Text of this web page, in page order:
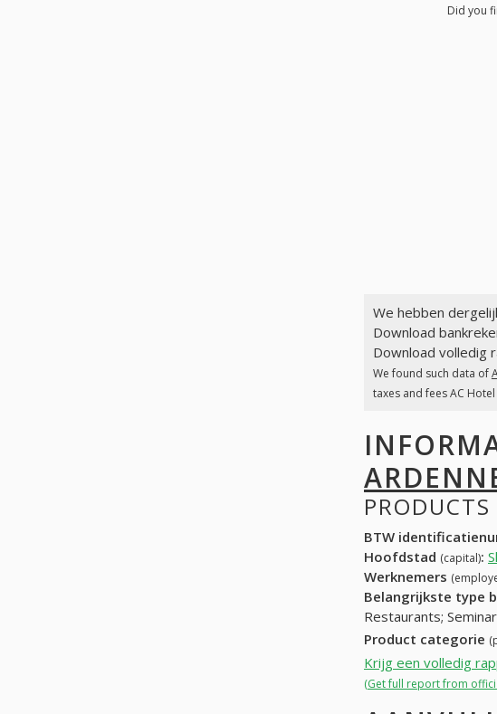
Did you
We hebben
Download
Download volledig
We found such data of
taxes and fees AC
BTW
Hoofdstad (capital):
Werknemers
Belangrijkste type
Restaurants;
Product categorie
Krijg een volledig
(Get full report from